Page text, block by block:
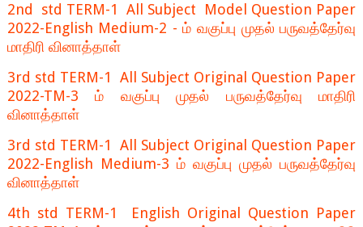
2nd std TERM-1 All Subject Model Question Paper
2022-English Medium-2 - ம் வகுப்பு முதல் பருவத்தேர்வு
மாதிரி வினாத்தாள்
3rd std TERM-1 All Subject Original Question Paper
2022-TM-3 ம் வகுப்பு முதல் பருவத்தேர்வு மாதிரி
வினாத்தாள்
3rd std TERM-1 All Subject Original Question Paper
2022-English Medium-3 ம் வகுப்பு முதல் பருவத்தேர்வு
வினாத்தாள்
4th std TERM-1 English Original Question Paper